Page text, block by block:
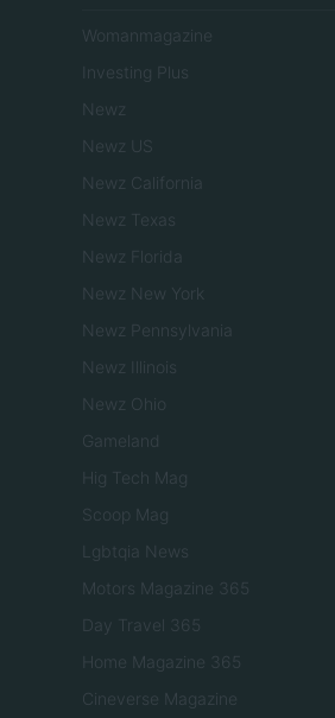
Womanmagazine
Investing Plus
Newz
Newz US
Newz California
Newz Texas
Newz Florida
Newz New York
Newz Pennsylvania
Newz Illinois
Newz Ohio
Gameland
Hig Tech Mag
Scoop Mag
Lgbtqia News
Motors Magazine 365
Day Travel 365
Home Magazine 365
Cineverse Magazine